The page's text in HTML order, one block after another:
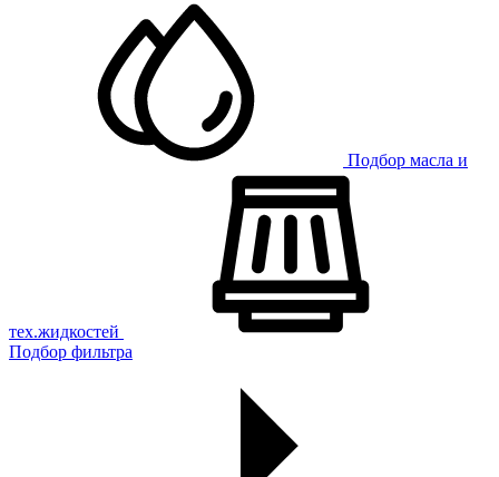
Подбор масла и
тех.жидкостей
Подбор фильтра